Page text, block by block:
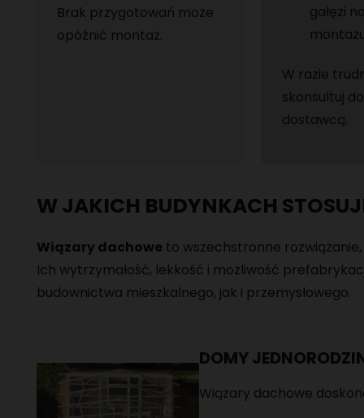
Brak przygotowań może
opóźnić montaż.
gałęzi
W razie
skonsultuj
dostawcą.
W JAKICH BUDYNKACH
Wiązary dachowe to wszechstronne
Ich wytrzymałość, lekkość i możliwość
budownictwa mieszkalnego, jak i przemysłowego.
DOMY
Wiązary dachowe